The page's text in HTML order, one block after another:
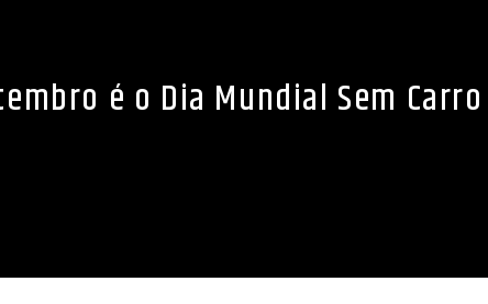
é o Dia Mundial Sem Carro